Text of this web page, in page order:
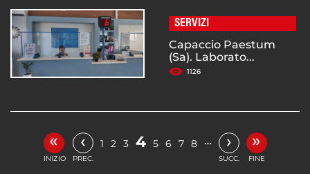
SERVIZI
Capaccio Paestum
(Sa). Laborato...
1126
«
INIZIO
‹
PREC.
1 2 3 4 5 6 7 8 … ›
SUCC.
»
FINE